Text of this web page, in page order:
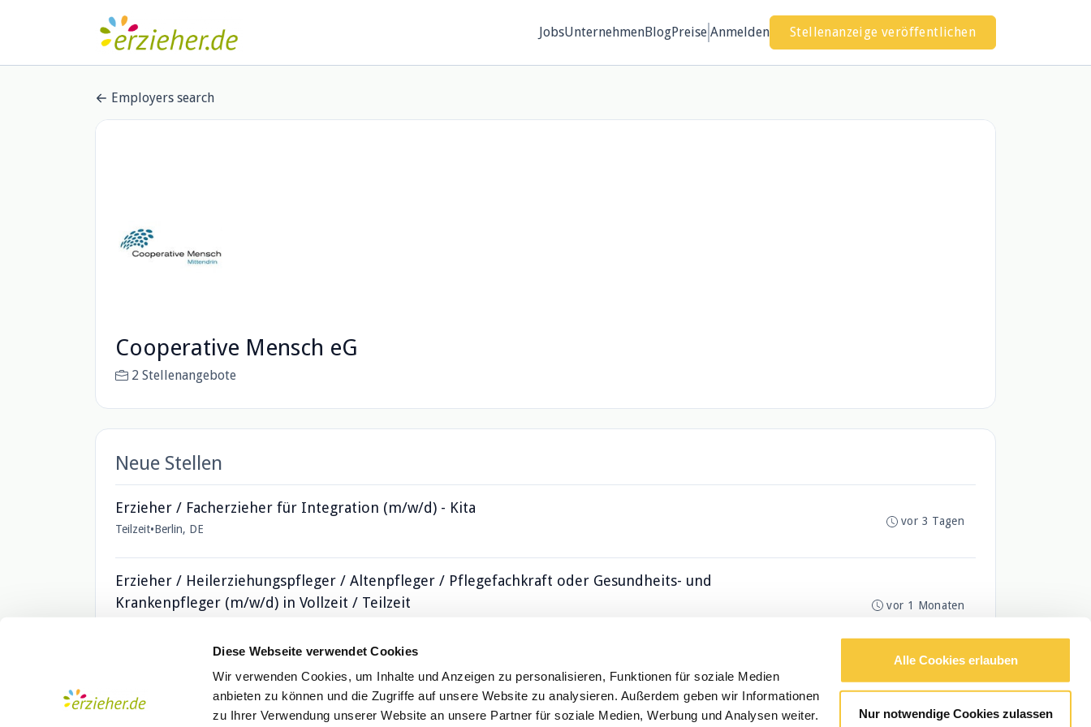
Diese Webseite verwendet Cookies
Wir verwenden Cookies, um Inhalte und Anzeigen zu personalisieren, Funktionen für soziale Medien
anbieten zu können und die Zugriffe auf unsere Website zu analysieren. Außerdem geben wir Informationen
zu Ihrer Verwendung unserer Website an unsere Partner für soziale Medien, Werbung und Analysen weiter.
Alle Cookies erlauben
Nur notwendige Cookies zulassen
JobsUnternehmenBlogPreise Anmelden Stellenanzeige veröffentlichen
Employers search
Cooperative Mensch eG
2 Stellenangebote
Neue Stellen
Erzieher / Facherzieher für Integration (m/w/d) - Kita
Teilzeit•Berlin, DE
vor 3 Tagen
Erzieher / Heilerziehungspfleger / Altenpfleger / Pflegefachkraft oder Gesundheits- und
Krankenpfleger (m/w/d) in Vollzeit / Teilzeit
vor 1 Monaten